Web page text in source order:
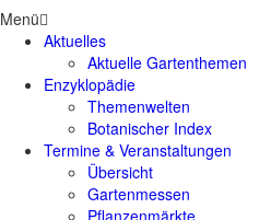
Menü
Aktuelles
Aktuelle Gartenthemen
Enzyklopädie
Themenwelten
Botanischer Index
Termine & Veranstaltungen
Übersicht
Gartenmessen